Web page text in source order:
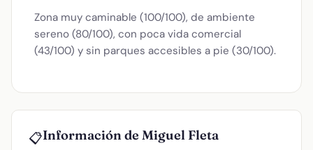
Zona muy caminable (100/100), de ambiente
sereno (80/100), con poca vida comercial
(43/100) y sin parques accesibles a pie (30/100).
📋Información de Miguel Fleta